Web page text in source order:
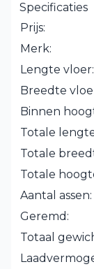
Specificaties
Prijs:
Merk:
Lengte vloer:
Breedte
Binnen
Totale
Totale
Totale
Aantal assen:
Geremd:
Totaal